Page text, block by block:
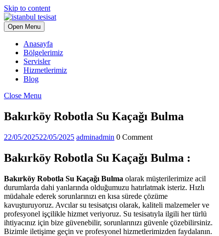
Skip to content
Open Menu
Anasayfa
Bölgelerimiz
Servisler
Hizmetlerimiz
Blog
Close Menu
Bakırköy Robotla Su Kaçağı Bulma
22/05/202522/05/2025 adminadmin 0 Comment
Bakırköy Robotla Su Kaçağı Bulma :
Bakırköy Robotla Su Kaçağı Bulma olarak müşterilerimize acil
durumlarda dahi yanlarında olduğumuzu hatırlatmak isteriz. Hızlı
müdahale ederek sorunlarınızı en kısa sürede çözüme
kavuşturuyoruz. Avcılar su tesisatçısı olarak, kaliteli malzemeler ve
profesyonel işçilikle hizmet veriyoruz. Su tesisatıyla ilgili her türlü
ihtiyacınız için bize güvenebilir, sorunlarınızı güvenle çözebilirsiniz.
Bizimle iletişime geçin ve profesyonel hizmetlerimizden faydalanın.